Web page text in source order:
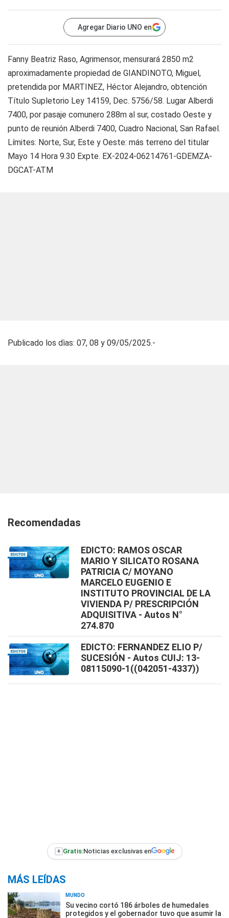
Agregar Diario UNO en
Fanny Beatriz Raso, Agrimensor, mensurará 2850 m2
aproximadamente propiedad de GIANDINOTO, Miguel,
pretendida por MARTINEZ, Héctor Alejandro, obtención
Título Supletorio Ley 14159, Dec. 5756/58. Lugar Alberdi
7400, por pasaje comunero 288m al sur, costado Oeste y
punto de reunión Alberdi 7400, Cuadro Nacional, San Rafael.
Límites: Norte, Sur, Este y Oeste: más terreno del titular
Mayo 14 Hora 9.30 Expte. EX-2024-06214761-GDEMZA-
DGCAT-ATM
Publicado los dìas: 07, 08 y 09/05/2025.-
Recomendadas
EDICTO: RAMOS OSCAR
MARIO Y SILICATO ROSANA
PATRICIA C/ MOYANO
MARCELO EUGENIO E
INSTITUTO PROVINCIAL DE LA
VIVIENDA P/ PRESCRIPCIÓN
ADQUISITIVA - Autos N°
274.870
EDICTO: FERNANDEZ ELIO P/
SUCESIÓN - Autos CUIJ: 13-
08115090-1((042051-4337))
+ Gratis:Noticias exclusivas en
MÁS LEÍDAS
MUNDO
Su vecino cortó 186 árboles de humedales
protegidos y el gobernador tuvo que asumir la